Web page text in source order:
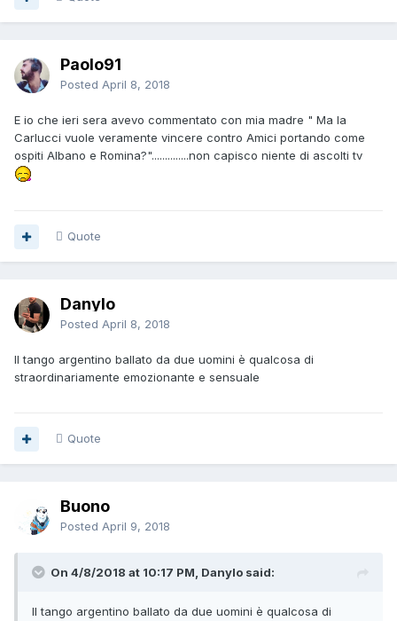
Paolo91
Posted April 8, 2018
E io che ieri sera avevo commentato con mia madre " Ma la
Carlucci vuole veramente vincere contro Amici portando come
ospiti Albano e Romina?"..............non capisco niente di ascolti tv
Quote
Danylo
Posted April 8, 2018
Il tango argentino ballato da due uomini è qualcosa di
straordinariamente emozionante e sensuale
Quote
Buono
Posted April 9, 2018
On 4/8/2018 at 10:17 PM, Danylo said:
Il tango argentino ballato da due uomini è qualcosa di